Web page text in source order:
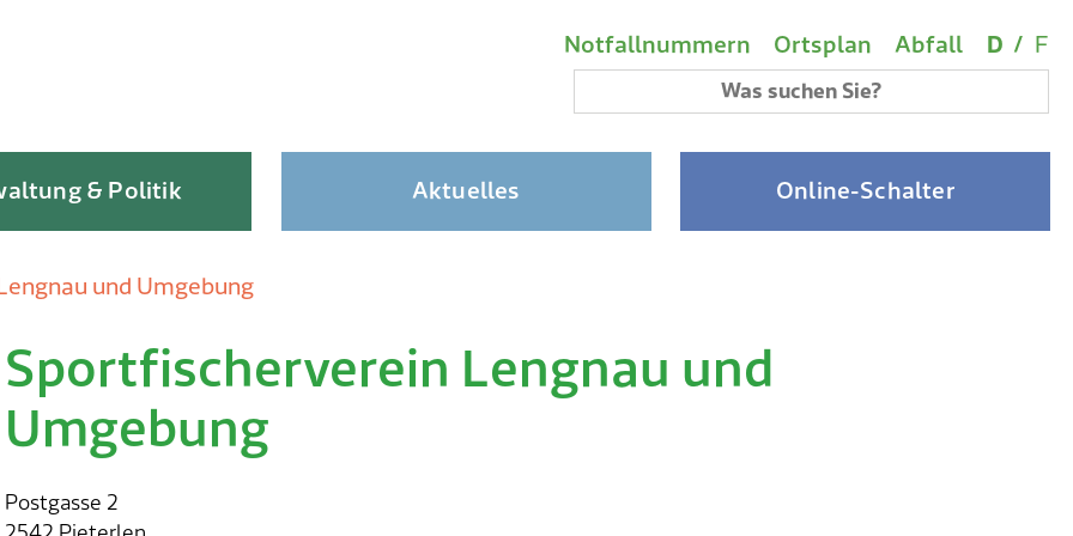
Metanavigation
Wichtige Links
Notfallnummern Ortsplan Abfall D / F
& Politik Aktuelles Online-Schalter
und Umgebung
Skip
to
content
Sportfischerverein Lengnau und
Umgebung
Postgasse 2